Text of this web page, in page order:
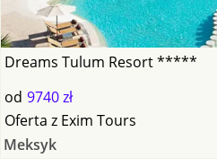
Dreams Tulum Resort *****
od 9740 zł
Oferta z Exim Tours
Meksyk